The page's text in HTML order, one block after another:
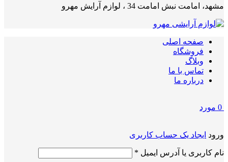
مشهد، امامت نبش امامت 34 ، لوازم آرایش مهرو
صفحه اصلی
فروشگاه
وبلاگ
تماس با ما
درباره ما
0 مورد
ورود ایجاد یک حساب کاربری
نام کاربری یا آدرس ایمیل *